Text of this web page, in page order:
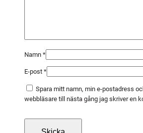
Namn *
E-post *
Spara mitt namn, min e-postadress
webbläsare till nästa gång jag skriver en